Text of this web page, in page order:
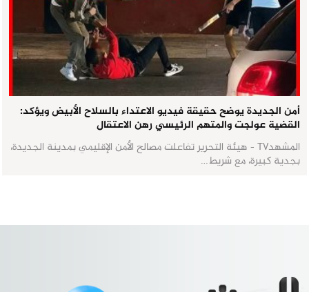
أمن الجديدة يوضح حقيقة فيديو الاعتداء بالسلاح الأبيض ويؤكد:
القضية عولجت والمتهم الرئيسي رهن الاعتقال
المشهدTV - هيئة التحرير تفاعلت مصالح الأمن الإقليمي بمدينة الجديدة،
بجدية كبيرة، مع شريط…